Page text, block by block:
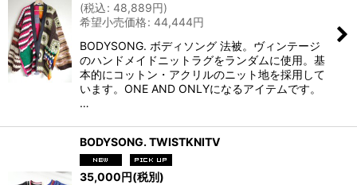
(税込: 48,889円)
希望小売価格: 44,444円
BODYSONG. ボディソング 法被。ヴィンテージ
のハンドメイドニットラグをランダムに使用。基
本的にコットン・アクリルのニット地を採用して
います。ONE AND ONLYになるアイテムです。
…
BODYSONG. TWISTKNITV
35,000円(税別)